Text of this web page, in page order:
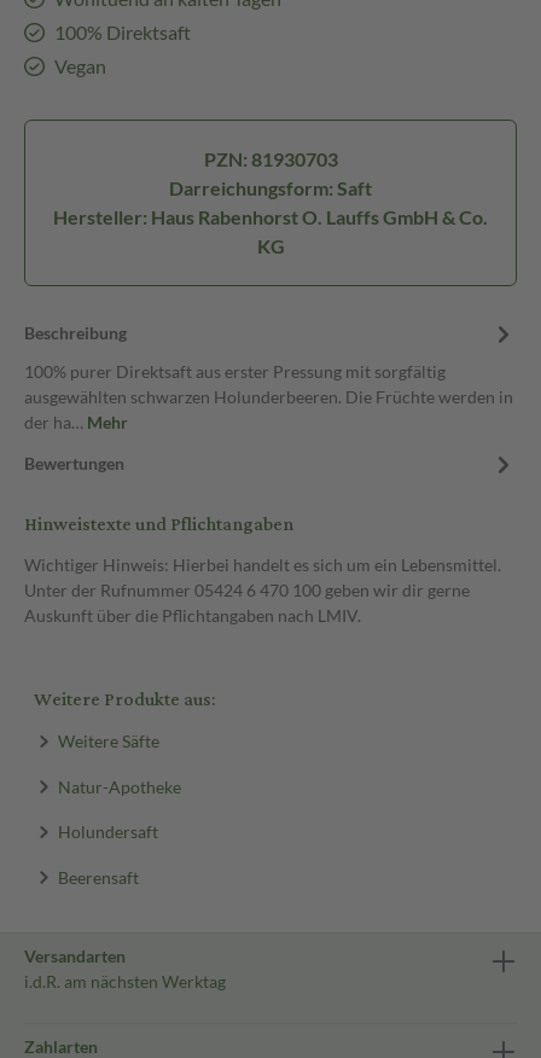
100% Direktsaft
Vegan
PZN: 81930703
Darreichungsform: Saft
Hersteller: Haus Rabenhorst O. Lauffs GmbH & Co.
KG
Beschreibung
100% purer Direktsaft aus erster Pressung mit sorgfältig
ausgewählten schwarzen Holunderbeeren. Die Früchte werden in
der ha… Mehr
Bewertungen
Hinweistexte und Pflichtangaben
Wichtiger Hinweis: Hierbei handelt es sich um ein Lebensmittel.
Unter der Rufnummer 05424 6 470 100 geben wir dir gerne
Auskunft über die Pflichtangaben nach LMIV.
Weitere Produkte aus:
Weitere Säfte
Natur-Apotheke
Holundersaft
Beerensaft
Versandarten
i.d.R. am nächsten Werktag
Zahlarten